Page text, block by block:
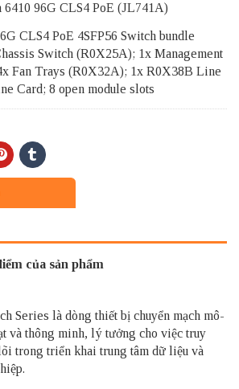
96G CLS4 PoE (JL741A)
CLS4 PoE 4SFP56 Switch bundle
Switch (R0X25A); 1x Management
Fan Trays (R0X32A); 1x R0X38B Line
Card; 8 open module slots
của sản phẩm
Series là dòng thiết bị chuyển mạch mô-
và thông minh, lý tưởng cho việc truy
trong triển khai trung tâm dữ liệu và